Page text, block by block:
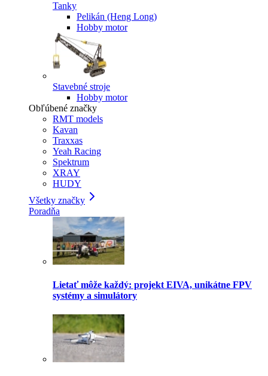
Tanky
Pelikán (Heng Long)
Hobby motor
Stavebné stroje
Hobby motor
Obľúbené značky
RMT models
Kavan
Traxxas
Yeah Racing
Spektrum
XRAY
HUDY
Všetky značky
Poradňa
Lietať môže každý: projekt EIVA, unikátne FPV
systémy a simulátory